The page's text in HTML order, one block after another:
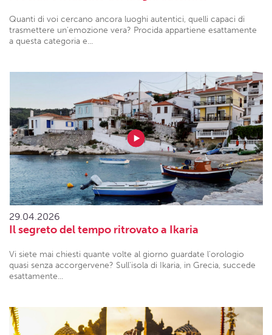
Quanti di voi cercano ancora luoghi autentici, quelli capaci di
trasmettere un'emozione vera? Procida appartiene esattamente
a questa categoria e...
29.04.2026
Il segreto del tempo ritrovato a Ikaria
Vi siete mai chiesti quante volte al giorno guardate l'orologio
quasi senza accorgervene? Sull'isola di Ikaria, in Grecia, succede
esattamente...